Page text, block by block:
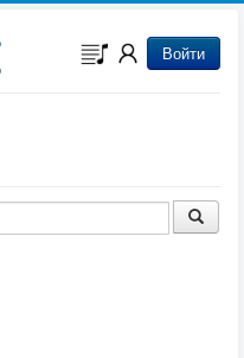
Войти
Музыка из сериалов